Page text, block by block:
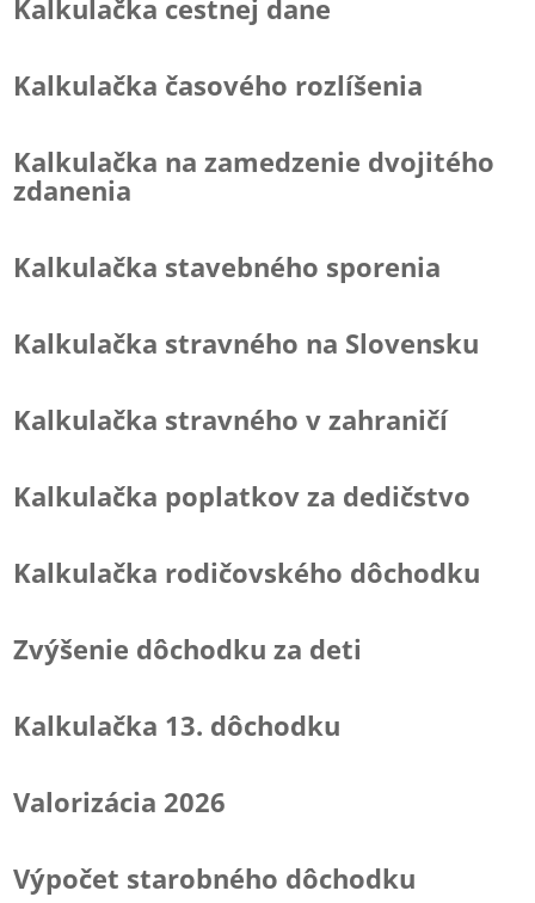
Kalkulačka cestnej dane
Kalkulačka časového rozlíšenia
Kalkulačka na zamedzenie dvojitého
zdanenia
Kalkulačka stavebného sporenia
Kalkulačka stravného na Slovensku
Kalkulačka stravného v zahraničí
Kalkulačka poplatkov za dedičstvo
Kalkulačka rodičovského dôchodku
Zvýšenie dôchodku za deti
Kalkulačka 13. dôchodku
Valorizácia 2026
Výpočet starobného dôchodku